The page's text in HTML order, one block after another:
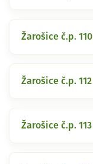
Žarošice č.p. 110
Žarošice č.p. 112
Žarošice č.p. 113